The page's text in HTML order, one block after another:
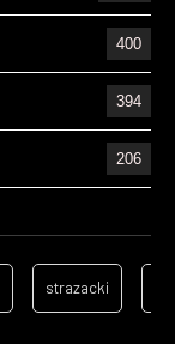
400
394
206
157
strazacki